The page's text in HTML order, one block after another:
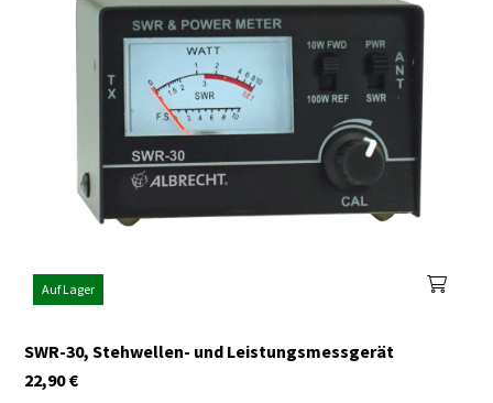
Auf Lager
SWR-30, Stehwellen- und Leistungsmessgerät
€
22,90